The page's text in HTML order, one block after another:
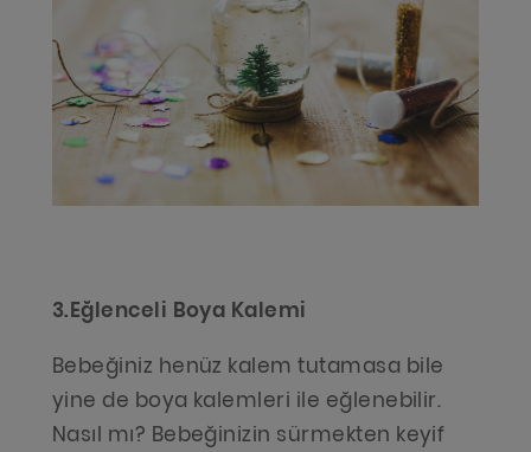
3.Eğlenceli Boya Kalemi
Bebeğiniz henüz kalem tutamasa bile
yine de boya kalemleri ile eğlenebilir.
Nasıl mı? Bebeğinizin sürmekten keyif